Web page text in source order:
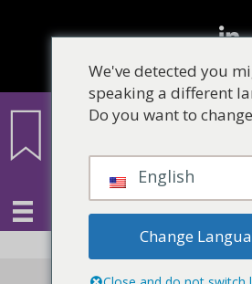
We've detected you
speaking a different
Do you want to
English
Change